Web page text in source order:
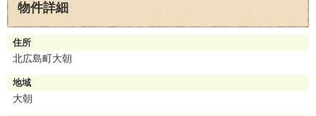
物件詳細
物件詳細
住所
北広島町大朝
地域
大朝